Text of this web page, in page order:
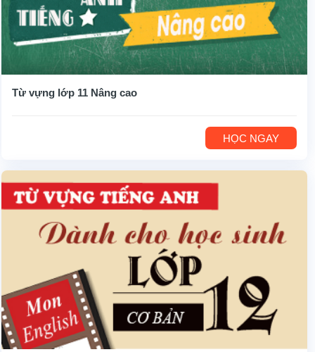
Từ vựng lớp 11 Nâng cao
HỌC NGAY